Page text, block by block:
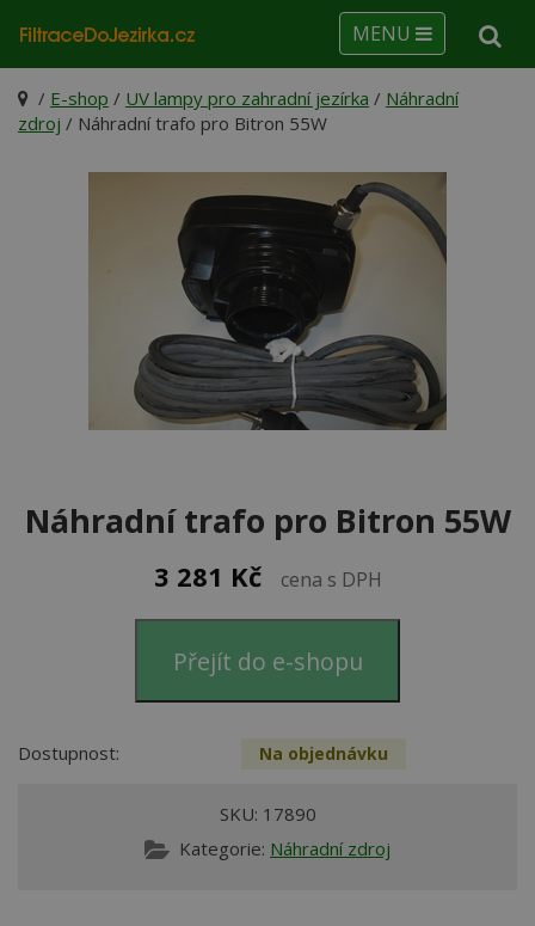
MENU
/ E-shop / UV lampy pro zahradní jezírka / Náhradní
zdroj / Náhradní trafo pro Bitron 55W
Náhradní trafo pro Bitron 55W
3 281 Kč cena s DPH
Přejít do e-shopu
Dostupnost: Na objednávku
SKU: 17890
Kategorie: Náhradní zdroj